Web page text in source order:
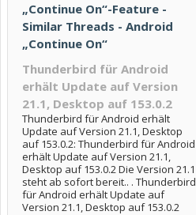
„Continue On“-Feature -
Similar Threads - Android
„Continue On“
Thunderbird für Android
erhält Update auf Version
21.1, Desktop auf 153.0.2
Thunderbird für Android erhält
Update auf Version 21.1, Desktop
auf 153.0.2: Thunderbird für Android
erhält Update auf Version 21.1,
Desktop auf 153.0.2 Die Version 21.1
steht ab sofort bereit.. . Thunderbird
für Android erhält Update auf
Version 21.1, Desktop auf 153.0.2